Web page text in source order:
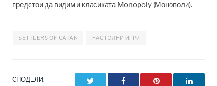
предстои да видим и класиката Monopoly (Монополи).
SETTLERS OF CATAN НАСТОЛНИ ИГРИ
СПОДЕЛИ. Facebook Pinterest